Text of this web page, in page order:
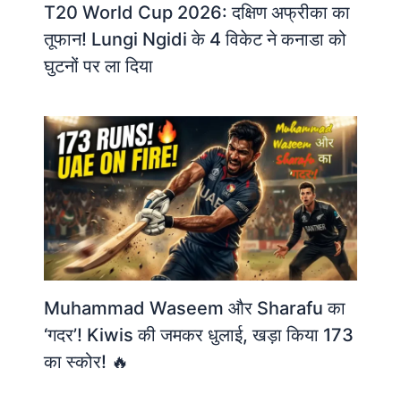
T20 World Cup 2026: दक्षिण अफ्रीका का
तूफान! Lungi Ngidi के 4 विकेट ने कनाडा को
घुटनों पर ला दिया
Muhammad Waseem और Sharafu का
‘गदर’! Kiwis की जमकर धुलाई, खड़ा किया 173
का स्कोर! 🔥